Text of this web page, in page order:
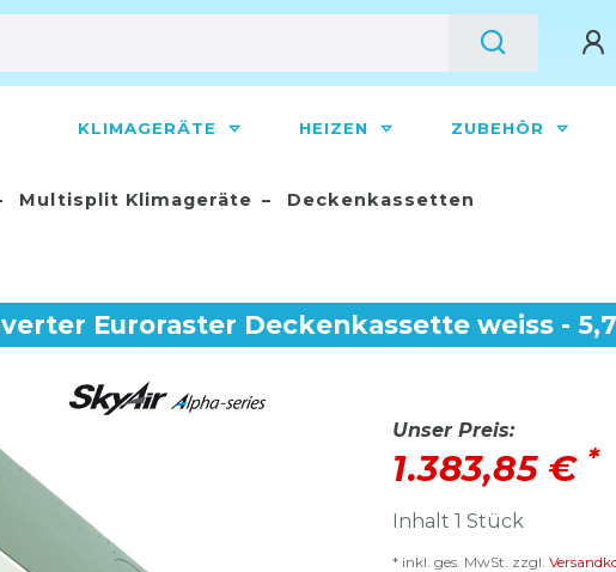
KLIMAGERÄTE HEIZEN ZUBEHÖR
Multisplit Klimageräte Deckenkassetten
Euroraster Deckenkassette weiss -
Unser Preis:
1.383,85 € *
Inhalt 1 Stück
* inkl. ges. MwSt. zzgl.